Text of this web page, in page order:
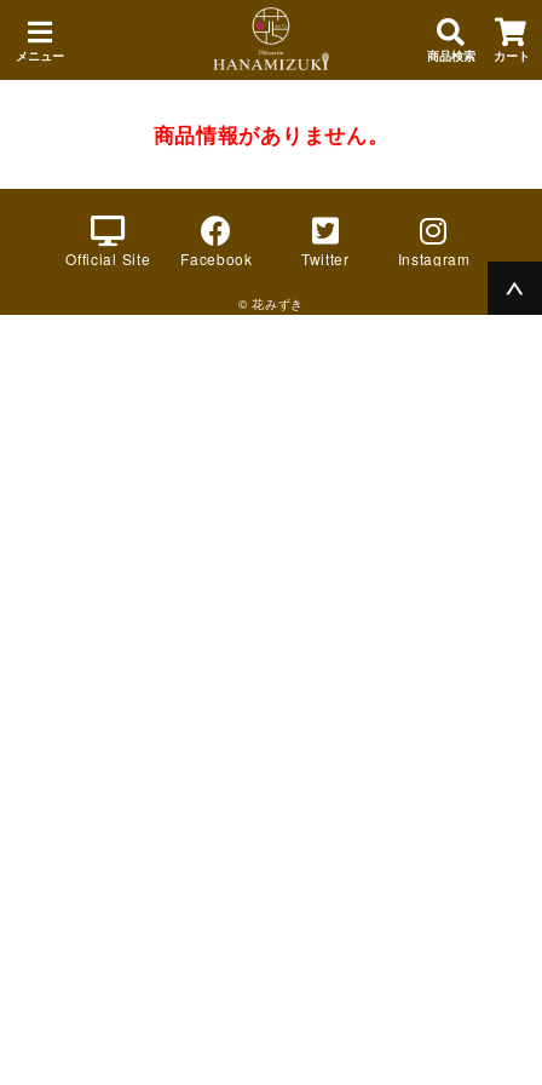
メニュー 商品検索 カート
商品情報がありません。
Official Site Facebook Twitter Instagram
© 花みずき